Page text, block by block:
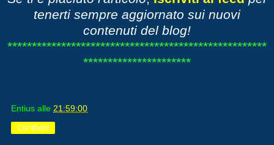
tenerti sempre aggiornato sui nuovi
contenuti del blog!
*****************************************************
**********************
Entius alle 21:59:00
Condividi